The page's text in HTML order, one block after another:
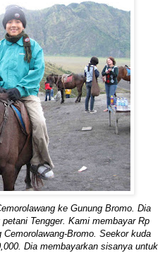
ke Gunung Bromo. Dia
Tengger. Kami membayar Rp
Bromo. Seekor kuda
Dia membayarkan sisanya untuk